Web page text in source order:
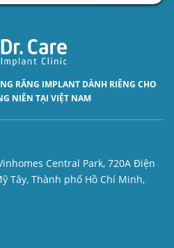
RĂNG IMPLANT DÀNH RIÊNG CHO
NIÊN TẠI VIỆT NAM
Central Park, 720A Điện
Tây, Thành phố Hồ Chí Minh,